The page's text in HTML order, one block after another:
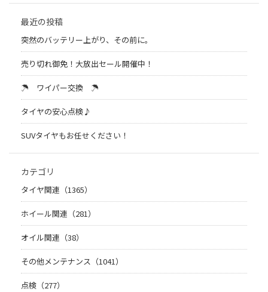
最近の投稿
突然のバッテリー上がり、その前に。
売り切れ御免！大放出セール開催中！
☂ ワイパー交換 ☂
タイヤの安心点検♪
SUVタイヤもお任せください！
カテゴリ
タイヤ関連（1365）
ホイール関連（281）
オイル関連（38）
その他メンテナンス（1041）
点検（277）